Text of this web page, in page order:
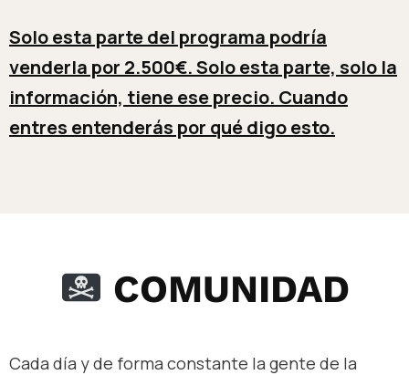
Solo esta parte del programa podría
venderla por 2.500€. Solo esta parte, solo la
información, tiene ese precio. Cuando
entres entenderás por qué digo esto.
COMUNIDAD
Cada día y de forma constante la gente de la